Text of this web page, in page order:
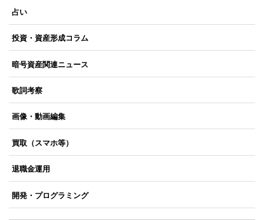
占い
投資・資産形成コラム
暗号資産関連ニュース
歌詞考察
画像・動画編集
買取（スマホ等）
退職金運用
開発・プログラミング